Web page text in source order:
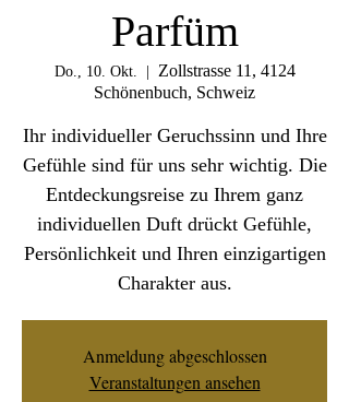
Parfüm
Do., 10. Okt.
Zollstrasse 11, 4124
Schönenbuch, Schweiz
Ihr individueller Geruchssinn und Ihre
Gefühle sind für uns sehr wichtig. Die
Entdeckungsreise zu Ihrem ganz
individuellen Duft drückt Gefühle,
Persönlichkeit und Ihren einzigartigen
Charakter aus.
Anmeldung abgeschlossen
Veranstaltungen ansehen